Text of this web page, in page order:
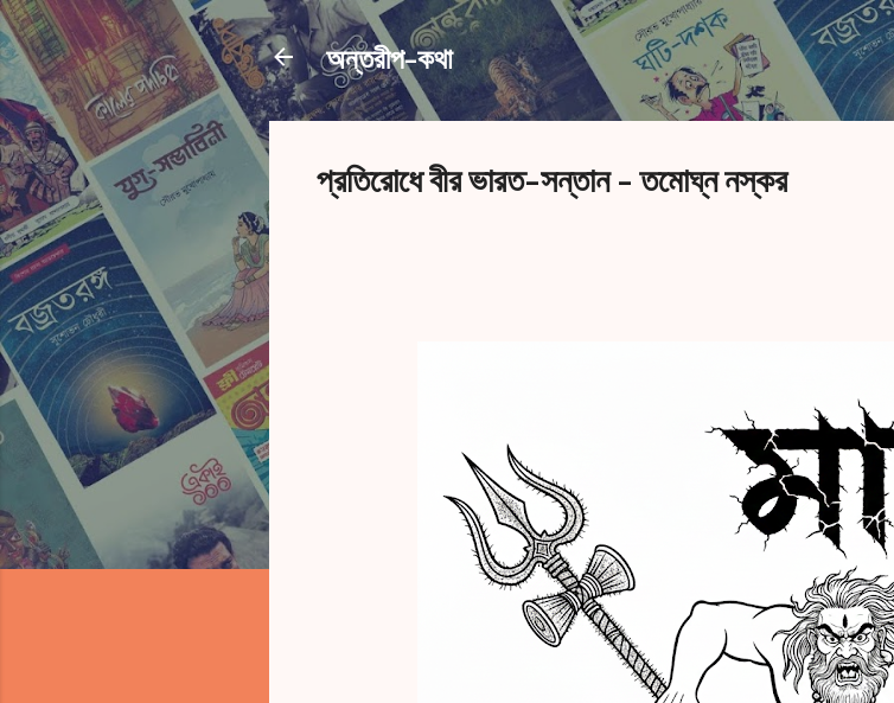
সরাসরি প্রধান সামগ্রীতে চলে যান
অন্তরীপ-কথা
প্রতিরোধে বীর ভারত-সন্তান - তমোঘ্ন নস্কর